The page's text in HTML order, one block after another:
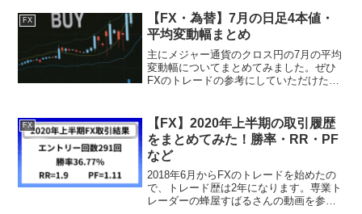
安値終値変動幅12月2日109.52110...
FX
【FX・為替】7月の日足4本値・
平均変動幅まとめ
主にメジャー通貨のクロス円の7月の平均
変動幅についてまとめてみました。ぜひ
FXのトレードの参考にしていただけたら
USD/JPY ドル/円日付始値高値安値終値
変動幅7月1日10...
FX
【FX】2020年上半期の取引履歴
をまとめてみた！勝率・RR・PF
など
2018年6月からFXのトレードを始めたの
で、トレード歴は2年になります。専業ト
レーダーの蜂屋すばるさんの動画を参考